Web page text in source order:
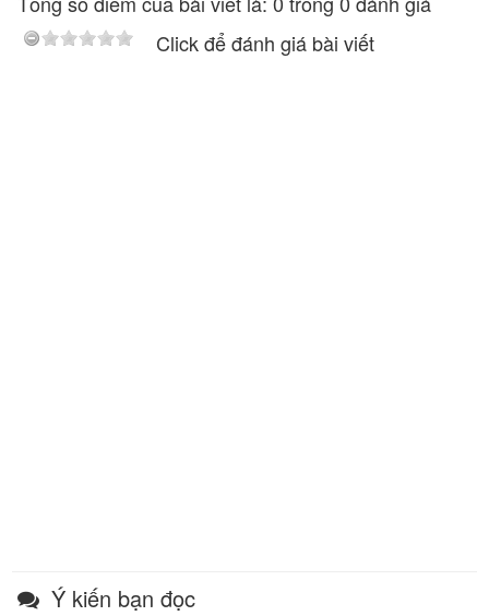
Click để đánh giá bài viết
Ý kiến bạn đọc